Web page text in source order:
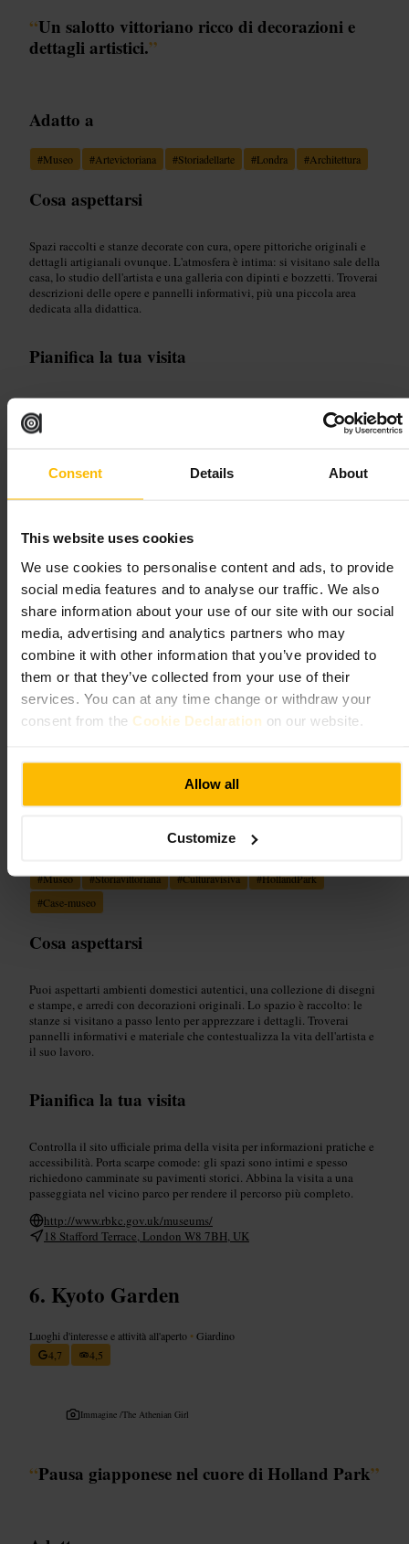
Consent Details About
This website uses cookies
We use cookies to personalise content and ads, to provide
social media features and to analyse our traffic. We also
share information about your use of our site with our social
media, advertising and analytics partners who may
combine it with other information that you’ve provided to
them or that they’ve collected from your use of their
services. You can at any time change or withdraw your
consent from the Cookie Declaration on our website.
Allow all
Customize
“Un salotto vittoriano ricco di decorazioni e
dettagli artistici.”
Adatto a
#Museo #Artevictoriana #Storiadellarte #Londra #Architettura
Cosa aspettarsi
Spazi raccolti e stanze decorate con cura, opere pittoriche originali e
dettagli artigianali ovunque. L'atmosfera è intima: si visitano sale della
casa, lo studio dell'artista e una galleria con dipinti e bozzetti. Troverai
descrizioni delle opere e pannelli informativi, più una piccola area
dedicata alla didattica.
Pianifica la tua visita
Prenota il biglietto online se preferisci evitare code. Abbinare la visita
a una passeggiata nel vicino Holland Park funziona bene. Verifica le
regole sulla fotografia prima di scattare. Porta scarpe comode, alcune
tour guidati per approfondire la storia della casa.
Sambourne House
Arti e intrattenimento•Museo
4,6
Immagine /DOUK
d'epoca.”
#Museo #Storiavittoriana #Culturavisiva #HollandPark
#Case-museo
Cosa aspettarsi
Puoi aspettarti ambienti domestici autentici, una collezione di disegni
e stampe, e arredi con decorazioni originali. Lo spazio è raccolto: le
stanze si visitano a passo lento per apprezzare i dettagli. Troverai
pannelli informativi e materiale che contestualizza la vita dell'artista e
il suo lavoro.
Pianifica la tua visita
Controlla il sito ufficiale prima della visita per informazioni pratiche e
accessibilità. Porta scarpe comode: gli spazi sono intimi e spesso
richiedono camminate su pavimenti storici. Abbina la visita a una
passeggiata nel vicino parco per rendere il percorso più completo.
http://www.rbkc.gov.uk/museums/
18 Stafford Terrace, London W8 7BH, UK
Kyoto Garden
Luoghi d'interesse e attività all'aperto •Giardino
4,7
4,5
Immagine /The Athenian Girl
“Pausa giapponese nel cuore di Holland Park”